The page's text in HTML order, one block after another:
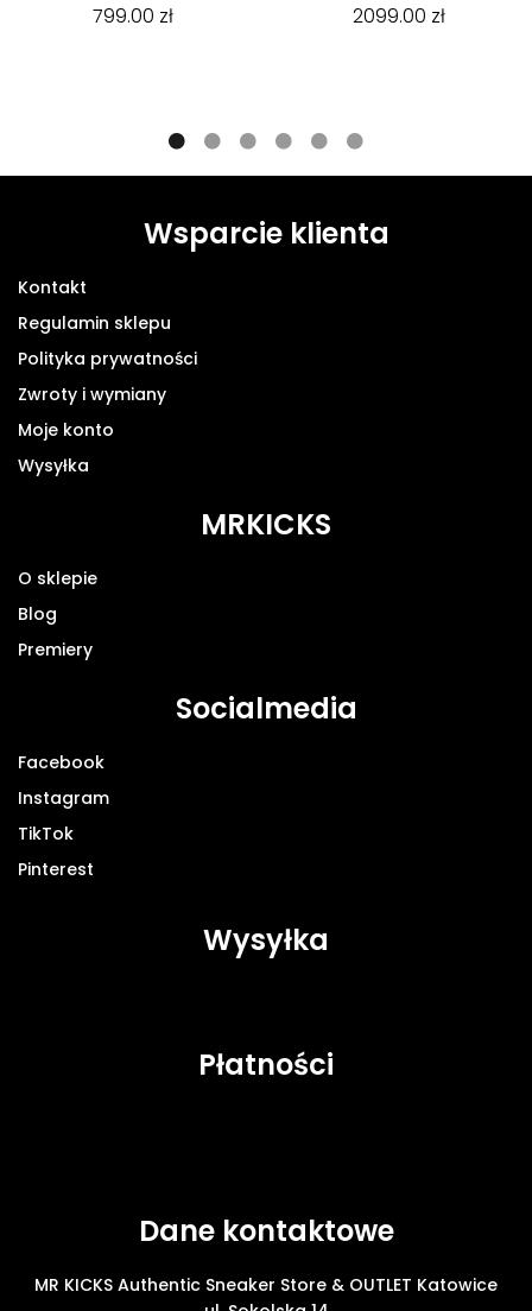
799.00 zł 2099.00 zł
Wsparcie klienta
Kontakt
Regulamin sklepu
Polityka prywatności
Zwroty i wymiany
Moje konto
Wysyłka
MRKICKS
O sklepie
Blog
Premiery
Socialmedia
Facebook
Instagram
TikTok
Pinterest
Wysyłka
Płatności
Dane kontaktowe
MR KICKS Authentic Sneaker Store & OUTLET Katowice